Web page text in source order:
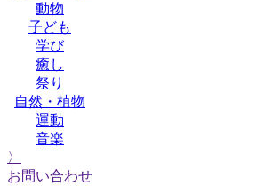
動物
子ども
学び
癒し
祭り
自然・植物
運動
音楽
〉
お問い合わせ